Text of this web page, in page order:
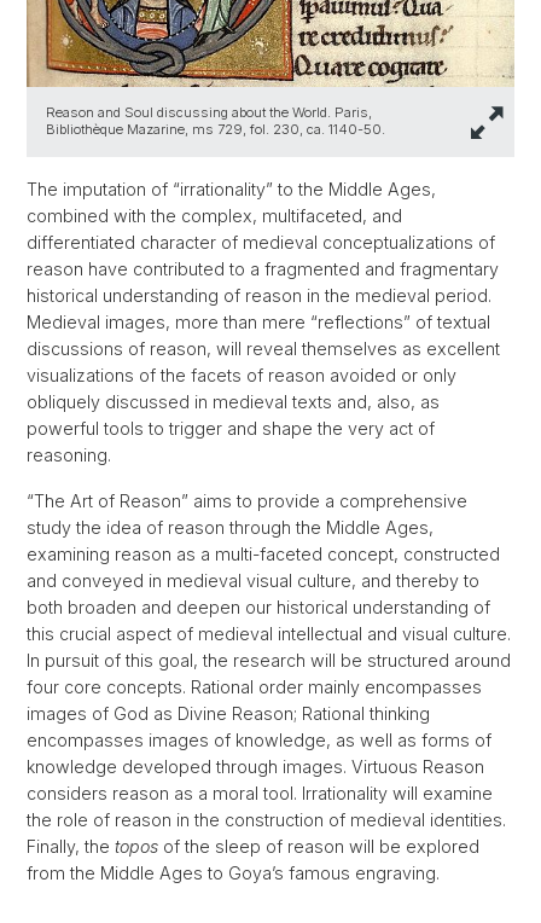
Reason and Soul discussing about the World. Paris,
Bibliothèque Mazarine, ms 729, fol. 230, ca. 1140-50.
The imputation of “irrationality” to the Middle Ages,
combined with the complex, multifaceted, and
differentiated character of medieval conceptualizations of
reason have contributed to a fragmented and fragmentary
historical understanding of reason in the medieval period.
Medieval images, more than mere “reflections” of textual
discussions of reason, will reveal themselves as excellent
visualizations of the facets of reason avoided or only
obliquely discussed in medieval texts and, also, as
powerful tools to trigger and shape the very act of
reasoning.
“The Art of Reason” aims to provide a comprehensive
study the idea of reason through the Middle Ages,
examining reason as a multi-faceted concept, constructed
and conveyed in medieval visual culture, and thereby to
both broaden and deepen our historical understanding of
this crucial aspect of medieval intellectual and visual culture.
In pursuit of this goal, the research will be structured around
four core concepts. Rational order mainly encompasses
images of God as Divine Reason; Rational thinking
encompasses images of knowledge, as well as forms of
knowledge developed through images. Virtuous Reason
considers reason as a moral tool. Irrationality will examine
the role of reason in the construction of medieval identities.
Finally, the topos of the sleep of reason will be explored
from the Middle Ages to Goya’s famous engraving.